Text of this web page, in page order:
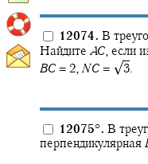
12074. В
Найдите AC, если
BC = 2, NC = ‍ √3.
12075°. В
перпендикулярная